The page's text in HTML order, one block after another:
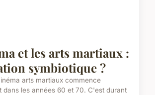
et les arts martiaux :
symbiotique ?
arts martiaux commence
dans les années 60 et 70. C'est durant